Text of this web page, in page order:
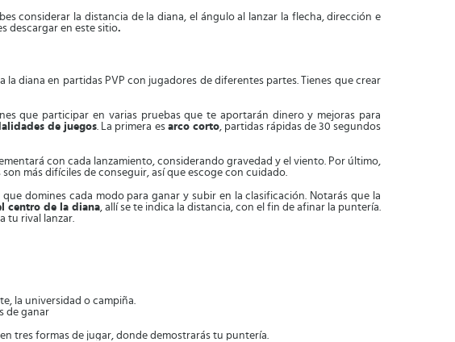
considerar la distancia de la diana, el ángulo al lanzar la flecha, dirección e
descargar en este sitio.
diana en partidas PVP con jugadores de diferentes partes. Tienes que crear
que participar en varias pruebas que te aportarán dinero y mejoras para
de juegos. La primera es arco corto, partidas rápidas de 30 segundos
con cada lanzamiento, considerando gravedad y el viento. Por último,
más difíciles de conseguir, así que escoge con cuidado.
que domines cada modo para ganar y subir en la clasificación. Notarás que la
centro de la diana, allí se te indica la distancia, con el fin de afinar la puntería.
tu rival lanzar.
la universidad o campiña.
de ganar
tres formas de jugar, donde demostrarás tu puntería.